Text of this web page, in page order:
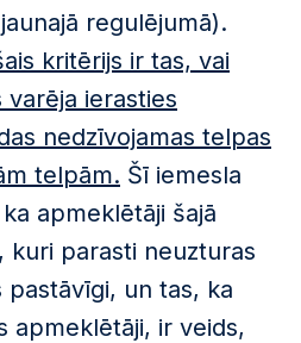
regulējumā).
kritērijs ir tas, vai
ierasties
nedzīvojamas telpas
telpām. Šī iemesla
apmeklētāji šajā
kuri parasti neuzturas
un tas, ka
apmeklētāji, ir veids,